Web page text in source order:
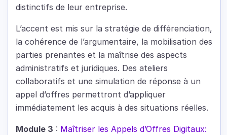
distinctifs de leur entreprise.
L’accent est mis sur la stratégie de différenciation,
la cohérence de l’argumentaire, la mobilisation des
parties prenantes et la maîtrise des aspects
administratifs et juridiques. Des ateliers
collaboratifs et une simulation de réponse à un
appel d’offres permettront d’appliquer
immédiatement les acquis à des situations réelles.
Module 3 : Maîtriser les Appels d’Offres Digitaux: